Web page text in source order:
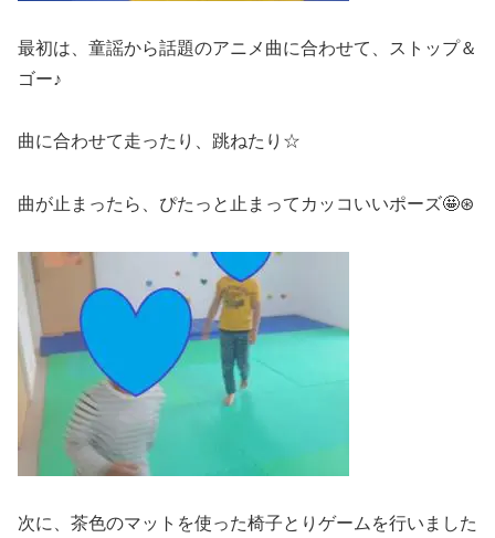
最初は、童謡から話題のアニメ曲に合わせて、ストップ＆
ゴー♪
曲に合わせて走ったり、跳ねたり☆
曲が止まったら、ぴたっと止まってカッコいいポーズ🤩⊛
次に、茶色のマットを使った椅子とりゲームを行いました